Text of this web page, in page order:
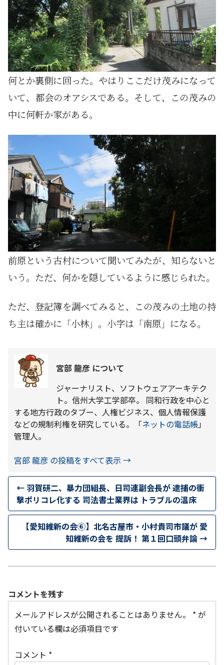
何とか裏側に回った。やはりここだけ茂みになって
いて、都会のオアシスである。そして、この茂みの
中に何軒か家がある。
前原という古村について聞いてみたが、知らないと
いう。ただ、何かを隠しているように感じられた。
ただ、登記簿を調べてみると、この茂みの土地の持
ち主は確かに「小林」。小字は「南原」になる。
宮部 龍彦 について
ジャーナリスト、ソフトウェアアーキテク
ト。信州大学工学部卒。 同和行政を中心と
する地方行政のタブー、人権ビジネス、個人情報保護
などの規制利権を研究している。「ネットの電話帳」
管理人。
宮部 龍彦 の投稿をすべて表示 →
←羽賀研二、暴力団組長、日司連副会長が 逮捕の衝
撃ポリコレ化する 司法書士業界は トラブルの温床
【愛知維新の会⑥】北名古屋市・小村貴司市議が 愛
知維新の会を 提訴！ 第１回口頭弁論→
コメントを残す
メールアドレスが公開されることはありません。
*が
付いている欄は必須項目です
コメント *